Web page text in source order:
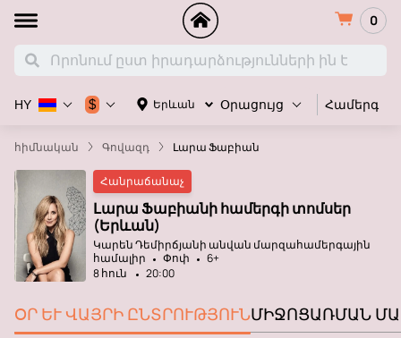
0
Երևան Օրացույց Համերգ
HY $
հիմնական Գովազդ Լարա Ֆաբիան
Հանրաճանաչ
Լարա Ֆաբիանի համերգի տոմսեր
(Երևան)
Կարեն Դեմիրճյանի անվան մարզահամերգային
համալիր
Փոփ
6+
8 հուն
20:00
ՕՐ ԵՒ ՎԱՅՐԻ ԸՆՏՐՈՒԹՅՈՒՆ ՄԻՋՈՑԱՌՄԱՆ